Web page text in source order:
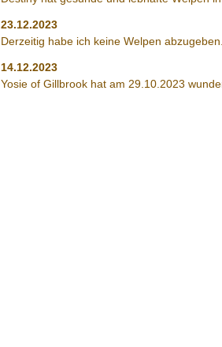
23.12.2023
Derzeitig habe ich keine Welpen abzugeben.
14.12.2023
Yosie of Gillbrook hat am 29.10.2023